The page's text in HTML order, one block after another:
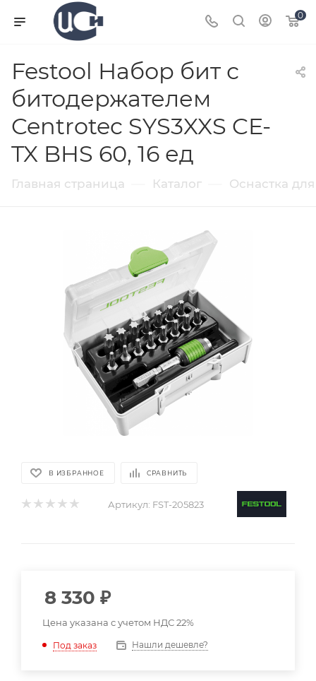
0
Festool Набор бит с
битодержателем
Centrotec SYS3XXS CE-
TX BHS 60, 16 ед
Главная страница Каталог Оснастка
В ИЗБРАННОЕ СРАВНИТЬ
Артикул: FST-205823
8 330 ₽
Цена указана с учетом НДС 22%
Под заказ Нашли дешевле?